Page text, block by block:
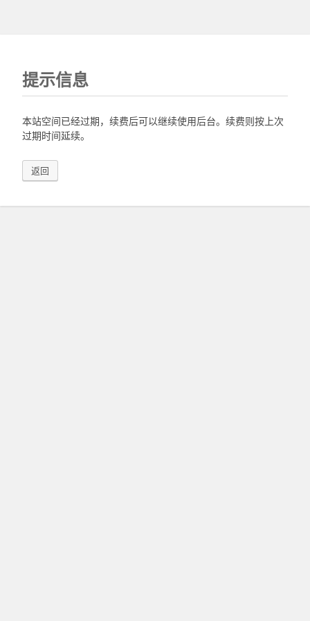
提示信息
本站空间已经过期，续费后可以继续使用后台。续费则按上次
过期时间延续。
返回